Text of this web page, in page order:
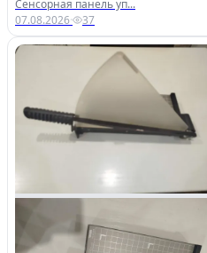
Сенсорная панель уп...
07.08.2026· 37